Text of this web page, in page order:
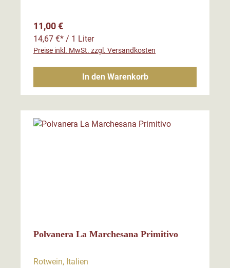
Regulärer Preis:
11,00 €
14,67 €* / 1 Liter
Preise inkl. MwSt. zzgl. Versandkosten
In den Warenkorb
Polvanera La Marchesana Primitivo
Rotwein, Italien